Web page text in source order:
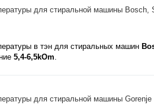
для стиральной машины Bosch,
в тэн для стиральных машин
5,4-6,5kOm.
для стиральной машины Gorenje